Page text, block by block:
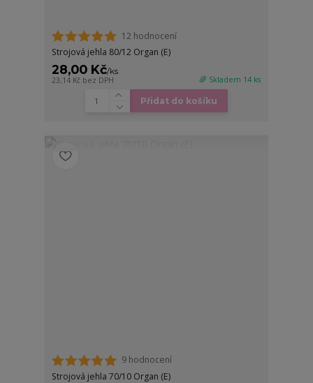
12 hodnocení
Strojová jehla 80/12 Organ (E)
28,00 Kč/ks
23,14 Kč bez DPH 🌈 Skladem 14 ks
Přidat do košíku
9 hodnocení
Strojová jehla 70/10 Organ (E)